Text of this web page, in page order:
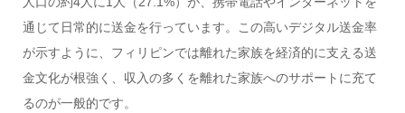
通じて日常的に送金を行っています。この高いデジタル送金率
が示すように、フィリピンでは離れた家族を経済的に支える送
金文化が根強く、収入の多くを離れた家族へのサポートに充て
るのが一般的です。